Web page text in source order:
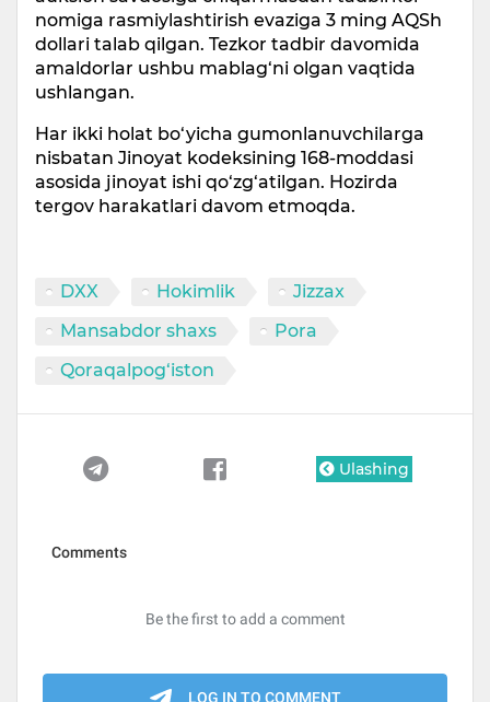
nomiga rasmiylashtirish evaziga 3 ming AQSh
dollari talab qilgan. Tezkor tadbir davomida
amaldorlar ushbu mablag‘ni olgan vaqtida
ushlangan.
Har ikki holat bo‘yicha gumonlanuvchilarga
nisbatan Jinoyat kodeksining 168-moddasi
asosida jinoyat ishi qo‘zg‘atilgan. Hozirda
tergov harakatlari davom etmoqda.
DXX Hokimlik
Jizzax
Mansabdor shaxs
Pora
Qoraqalpog‘iston
Ulashing